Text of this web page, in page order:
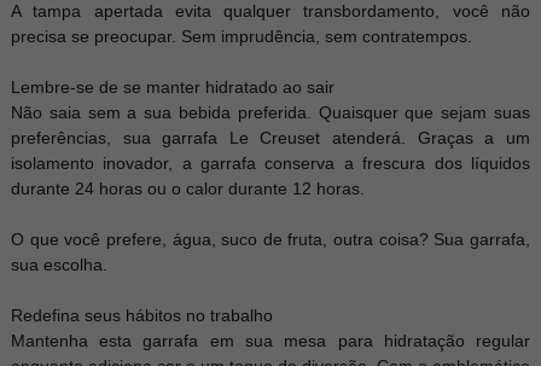
A tampa apertada evita qualquer transbordamento, você não
precisa se preocupar. Sem imprudência, sem contratempos.
Lembre-se de se manter hidratado ao sair
Não saia sem a sua bebida preferida. Quaisquer que sejam suas
preferências, sua garrafa Le Creuset atenderá. Graças a um
isolamento inovador, a garrafa conserva a frescura dos líquidos
durante 24 horas ou o calor durante 12 horas.
O que você prefere, água, suco de fruta, outra coisa? Sua garrafa,
sua escolha.
Redefina seus hábitos no trabalho
Mantenha esta garrafa em sua mesa para hidratação regular